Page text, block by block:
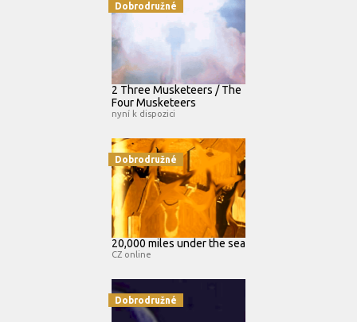
Dobrodružné
2 Three Musketeers / The
Four Musketeers
nyní k dispozici
Dobrodružné
20,000 miles under the sea
CZ online
Dobrodružné